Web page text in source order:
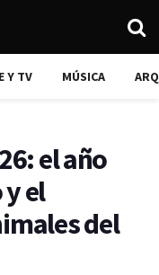
Y TV MÚSICA
el año
y el
del